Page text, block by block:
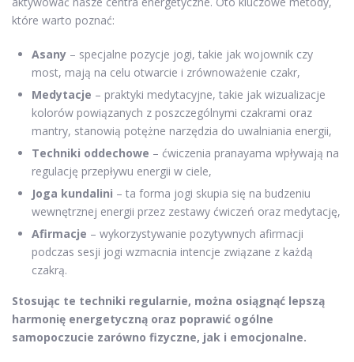
które warto poznać:
Asany – specjalne pozycje jogi, takie jak wojownik czy
most, mają na celu otwarcie i zrównoważenie czakr,
Medytacje – praktyki medytacyjne, takie jak wizualizacje
kolorów powiązanych z poszczególnymi czakrami oraz
mantry, stanowią potężne narzędzia do uwalniania energii,
Techniki oddechowe – ćwiczenia pranayama wpływają na
regulację przepływu energii w ciele,
Joga kundalini – ta forma jogi skupia się na budzeniu
wewnętrznej energii przez zestawy ćwiczeń oraz medytację,
Afirmacje – wykorzystywanie pozytywnych afirmacji
podczas sesji jogi wzmacnia intencje związane z każdą
czakrą.
Stosując te techniki regularnie, można osiągnąć lepszą
harmonię energetyczną oraz poprawić ogólne
samopoczucie zarówno fizyczne, jak i emocjonalne.